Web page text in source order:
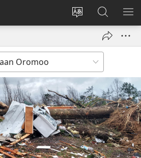
Afaan
weebsaayitii
Gali
(opens
JW.ORG
Irraa
Barbaadi